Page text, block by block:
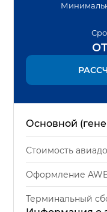
Основной
Стоимость
Оформление
Терминальный